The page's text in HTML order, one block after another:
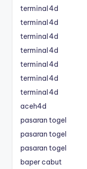
terminal4d
terminal4d
terminal4d
terminal4d
terminal4d
terminal4d
terminal4d
aceh4d
pasaran togel
pasaran togel
pasaran togel
baper cabut